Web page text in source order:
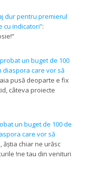
dur pentru premierul
cu indicatori”:
”
un buget de 100
diaspora care vor să
pusă deoparte e fix
câteva proiecte
un buget de 100 de
care vor să
ăștia chiar ne urăsc
!ne tau din venituri